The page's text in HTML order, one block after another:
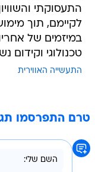
התעסוקתי
לקיימם, תוך
במיזמים של
טכנולוגי וקידום
התעשייה האווירית
טרם התפרסמו